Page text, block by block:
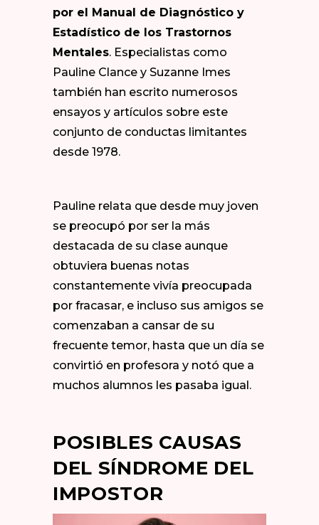
por el Manual de Diagnóstico y
Estadístico de los Trastornos
Mentales. Especialistas como
Pauline Clance y Suzanne Imes
también han escrito numerosos
ensayos y artículos sobre este
conjunto de conductas limitantes
desde 1978.
Pauline relata que desde muy joven
se preocupó por ser la más
destacada de su clase aunque
obtuviera buenas notas
constantemente vivía preocupada
por fracasar, e incluso sus amigos se
comenzaban a cansar de su
frecuente temor, hasta que un día se
convirtió en profesora y notó que a
muchos alumnos les pasaba igual.
POSIBLES CAUSAS
DEL SÍNDROME DEL
IMPOSTOR